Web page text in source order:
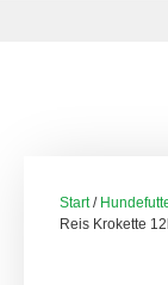
Start/
Reis Krokette